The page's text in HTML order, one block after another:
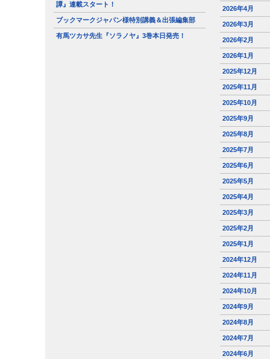
譚』連載スタート！
ブックマークジャパン様特別講義＆出張編集部
有馬ツカサ先生『ソラノヤ』3巻本日発売！
2026年4月
2026年3月
2026年2月
2026年1月
2025年12月
2025年11月
2025年10月
2025年9月
2025年8月
2025年7月
2025年6月
2025年5月
2025年4月
2025年3月
2025年2月
2025年1月
2024年12月
2024年11月
2024年10月
2024年9月
2024年8月
2024年7月
2024年6月